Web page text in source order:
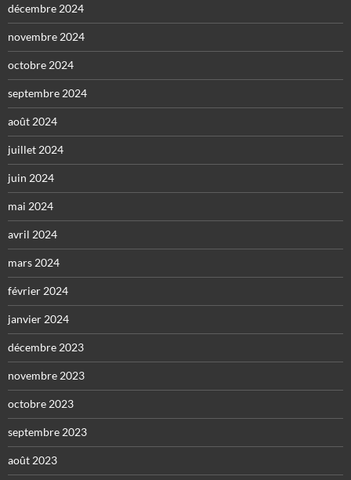
décembre 2024
novembre 2024
octobre 2024
septembre 2024
août 2024
juillet 2024
juin 2024
mai 2024
avril 2024
mars 2024
février 2024
janvier 2024
décembre 2023
novembre 2023
octobre 2023
septembre 2023
août 2023